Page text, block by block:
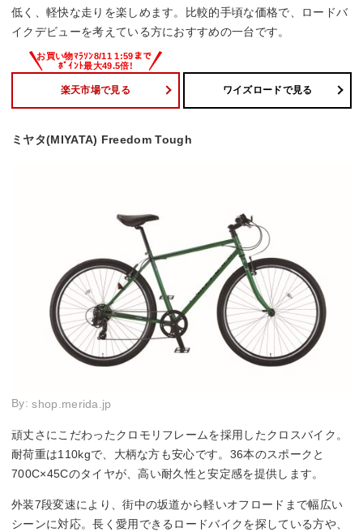
低く、軽快な走りを楽しめます。比較的手頃な価格で、ロードバ
イクデビューを考えている方におすすめの一台です。
楽天市場で見る ワイズロードで見る
ミヤタ(MIYATA) Freedom Tough
By: shop.merida.jp
頑丈さにこだわったクロモリフレームを採用したクロスバイク。
耐荷重は110kgで、大柄な方も安心です。36本のスポークと
700C×45Cのタイヤが、高い耐久性と安定感を提供します。
外装7段変速により、街中の坂道から軽いオフロードまで幅広い
シーンに対応。長く愛用できるロードバイクを探している方や、